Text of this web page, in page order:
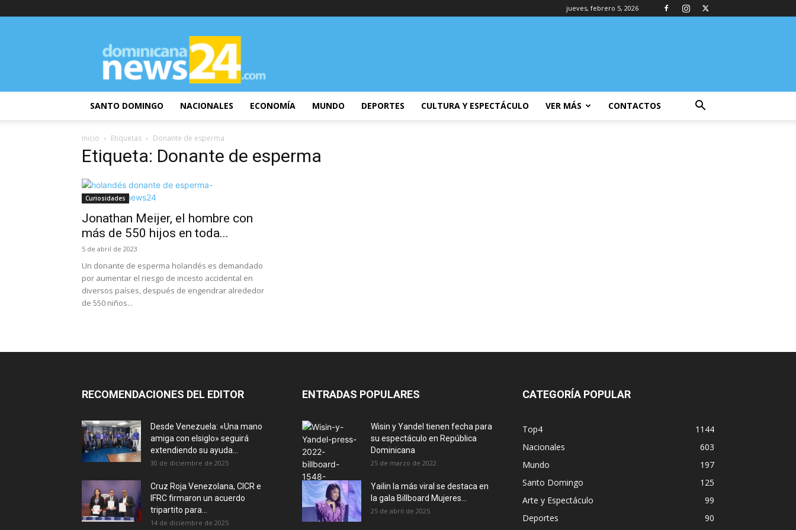
jueves, febrero 5, 2026
DominicanaNews24
SANTO DOMINGO NACIONALES ECONOMÍA MUNDO DEPORTES CULTURA Y ESPECTÁCULO VER MÁS CONTACTOS
Inicio Etiquetas Donante de esperma
Etiqueta: Donante de esperma
Curiosidades
Jonathan Meijer, el hombre con
más de 550 hijos en toda...
5 de abril de 2023
Un donante de esperma holandés es demandado
por aumentar el riesgo de incesto accidental en
diversos países, después de engendrar alrededor
de 550 niños...
RECOMENDACIONES DEL EDITOR
Desde Venezuela: «Una mano
amiga con elsiglo» seguirá
extendiendo su ayuda...
30 de diciembre de 2025
Cruz Roja Venezolana, CICR e
IFRC firmaron un acuerdo
tripartito para...
14 de diciembre de 2025
ENTRADAS POPULARES
Wisin y Yandel tienen fecha para
su espectáculo en República
Dominicana
25 de marzo de 2022
Yailin la más viral se destaca en
la gala Billboard Mujeres...
25 de abril de 2025
CATEGORÍA POPULAR
Top4
1144
Nacionales
603
Mundo
197
Santo Domingo
125
Arte y Espectáculo
99
Deportes
90